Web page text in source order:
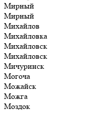
Мирный
Мирный
Михайлов
Михайловка
Михайловск
Михайловск
Мичуринск
Могоча
Можайск
Можга
Моздок